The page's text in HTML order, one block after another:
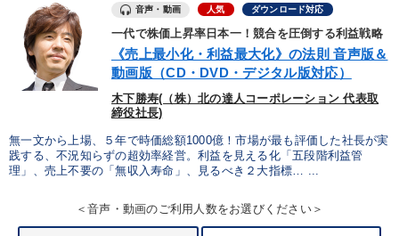
音声・動画 人気 ダウンロード対応
一代で株価上昇率日本一！競合を圧倒する利益戦略
《売上最小化・利益最大化》の法則 音声版＆
動画版（CD・DVD・デジタル版対応）
木下勝寿(（株）北の達人コーポレーション 代表取
締役社長)
無一文から上場、５年で時価総額1000億！市場が最も評価した社長が実
践する、不況知らずの超効率経営。利益を見える化「五段階利益管
理」、売上不要の「無収入寿命」、見るべき２大指標… ...
＜音声・動画のご利用人数をお選びください＞